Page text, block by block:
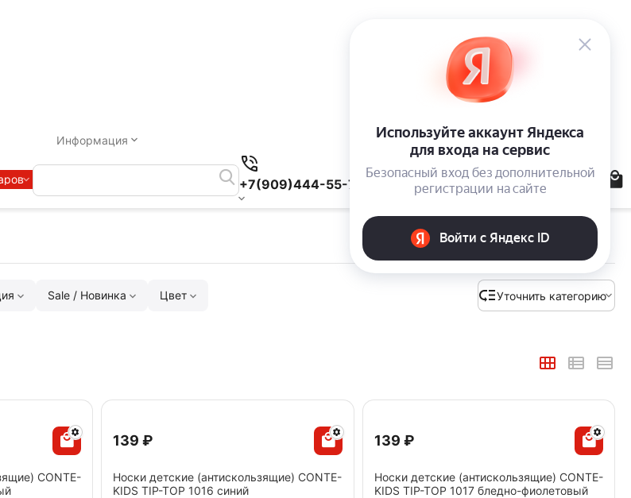
Информация
+7(909)444-55-78
Sale / Новинка Цвет Уточнить категорию
CONTE-
‍139‍ ₽
Носки детские (антискользящие) CONTE-
KIDS TIP-TOP 1016 синий
‍139‍ ₽
Носки детские (антискользящие) CONTE-
KIDS TIP-TOP 1017 бледно-фиолетовый